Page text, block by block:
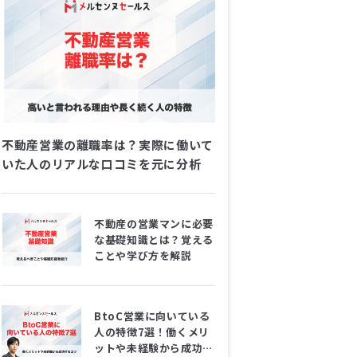
不動産営業の離職率は？実際に働いて
いた人のリアルな口コミを元に分析
不動産の営業マンに必要
な基礎知識とは？覚える
ことや学び方を解説
BtoC営業に向いている
人の特徴7選！働くメリ
ットや未経験から成功す